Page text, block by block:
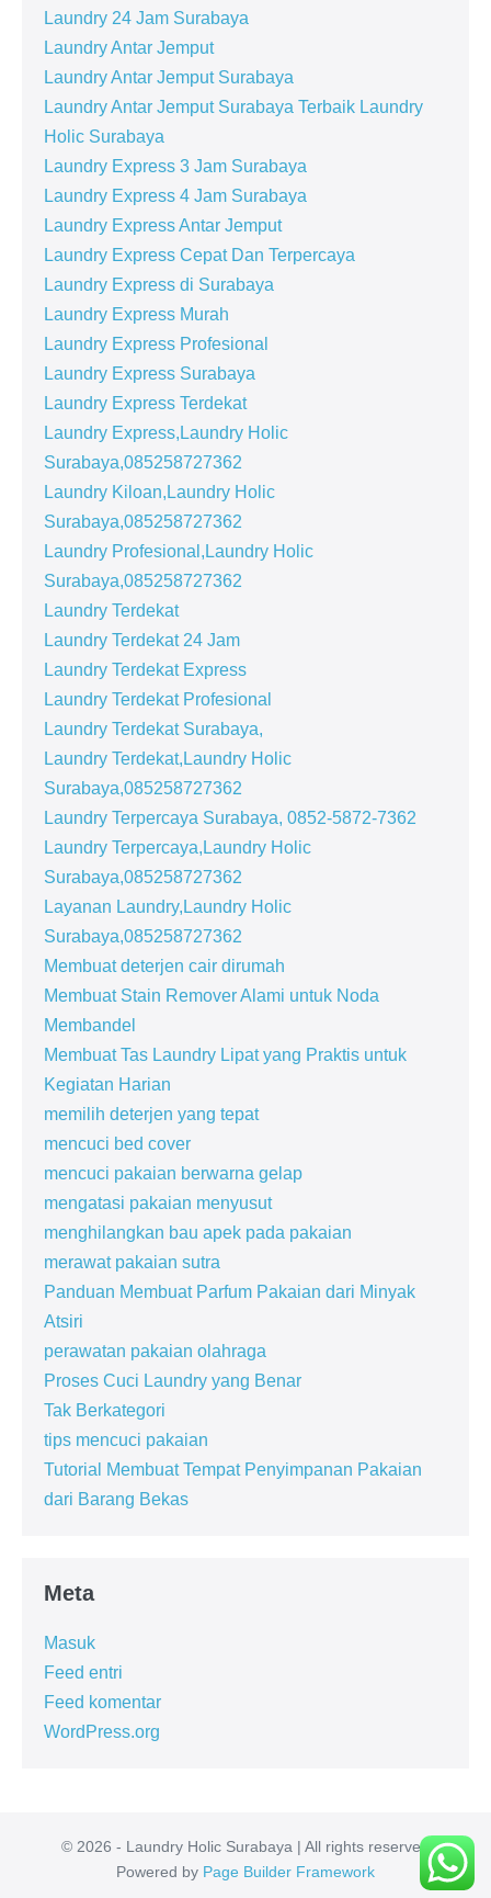
Laundry 24 Jam Surabaya
Laundry Antar Jemput
Laundry Antar Jemput Surabaya
Laundry Antar Jemput Surabaya Terbaik Laundry
Holic Surabaya
Laundry Express 3 Jam Surabaya
Laundry Express 4 Jam Surabaya
Laundry Express Antar Jemput
Laundry Express Cepat Dan Terpercaya
Laundry Express di Surabaya
Laundry Express Murah
Laundry Express Profesional
Laundry Express Surabaya
Laundry Express Terdekat
Laundry Express,Laundry Holic
Surabaya,085258727362
Laundry Kiloan,Laundry Holic
Surabaya,085258727362
Laundry Profesional,Laundry Holic
Surabaya,085258727362
Laundry Terdekat
Laundry Terdekat 24 Jam
Laundry Terdekat Express
Laundry Terdekat Profesional
Laundry Terdekat Surabaya,
Laundry Terdekat,Laundry Holic
Surabaya,085258727362
Laundry Terpercaya Surabaya, 0852-5872-7362
Laundry Terpercaya,Laundry Holic
Surabaya,085258727362
Layanan Laundry,Laundry Holic
Surabaya,085258727362
Membuat deterjen cair dirumah
Membuat Stain Remover Alami untuk Noda
Membandel
Membuat Tas Laundry Lipat yang Praktis untuk
Kegiatan Harian
memilih deterjen yang tepat
mencuci bed cover
mencuci pakaian berwarna gelap
mengatasi pakaian menyusut
menghilangkan bau apek pada pakaian
merawat pakaian sutra
Panduan Membuat Parfum Pakaian dari Minyak
Atsiri
perawatan pakaian olahraga
Proses Cuci Laundry yang Benar
Tak Berkategori
tips mencuci pakaian
Tutorial Membuat Tempat Penyimpanan Pakaian
dari Barang Bekas
Meta
Masuk
Feed entri
Feed komentar
WordPress.org
© 2026 - Laundry Holic Surabaya | All rights reserved
Powered by Page Builder Framework